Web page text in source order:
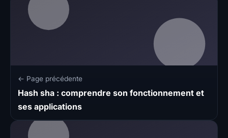
← Page précédente
Hash sha : comprendre son fonctionnement et
ses applications